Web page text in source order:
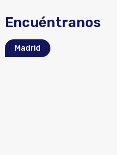
Encuéntranos
Madrid